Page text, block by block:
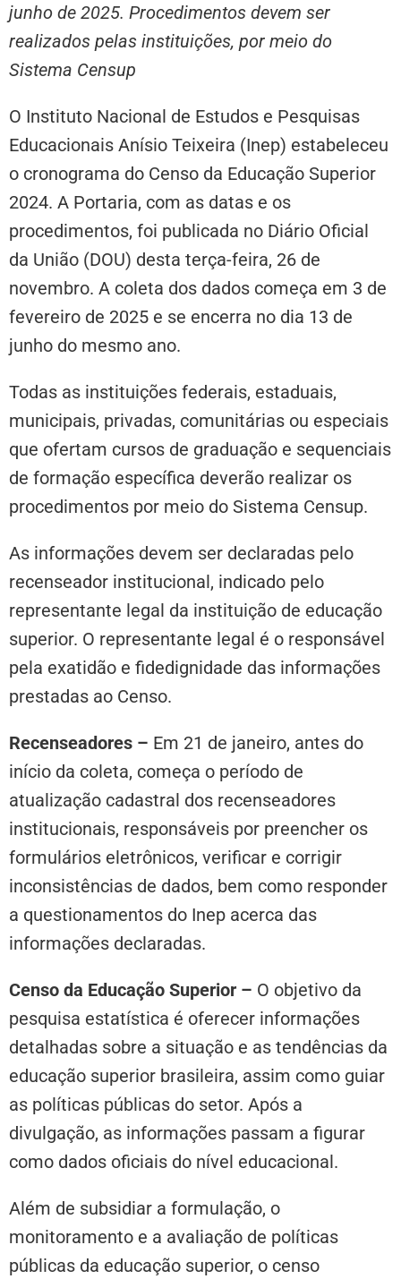
junho de 2025. Procedimentos devem ser
realizados pelas instituições, por meio do
Sistema Censup
O Instituto Nacional de Estudos e Pesquisas
Educacionais Anísio Teixeira (Inep) estabeleceu
o cronograma do Censo da Educação Superior
2024. A Portaria, com as datas e os
procedimentos, foi publicada no Diário Oficial
da União (DOU) desta terça-feira, 26 de
novembro. A coleta dos dados começa em 3 de
fevereiro de 2025 e se encerra no dia 13 de
junho do mesmo ano.
Todas as instituições federais, estaduais,
municipais, privadas, comunitárias ou especiais
que ofertam cursos de graduação e sequenciais
de formação específica deverão realizar os
procedimentos por meio do Sistema Censup.
As informações devem ser declaradas pelo
recenseador institucional, indicado pelo
representante legal da instituição de educação
superior. O representante legal é o responsável
pela exatidão e fidedignidade das informações
prestadas ao Censo.
Recenseadores – Em 21 de janeiro, antes do
início da coleta, começa o período de
atualização cadastral dos recenseadores
institucionais, responsáveis por preencher os
formulários eletrônicos, verificar e corrigir
inconsistências de dados, bem como responder
a questionamentos do Inep acerca das
informações declaradas.
Censo da Educação Superior – O objetivo da
pesquisa estatística é oferecer informações
detalhadas sobre a situação e as tendências da
educação superior brasileira, assim como guiar
as políticas públicas do setor. Após a
divulgação, as informações passam a figurar
como dados oficiais do nível educacional.
Além de subsidiar a formulação, o
monitoramento e a avaliação de políticas
públicas da educação superior, o censo